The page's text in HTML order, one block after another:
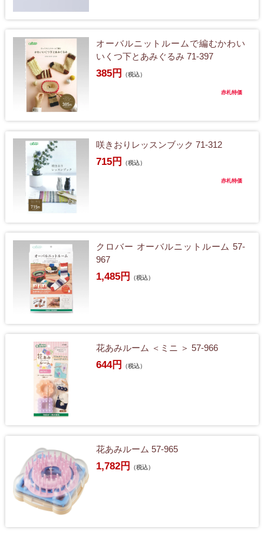
オーバルニットルームで編むかわい
いくつ下とあみぐるみ 71-397
385円 （税込）
赤札特価
咲きおりレッスンブック 71-312
715円 （税込）
赤札特価
クロバー オーバルニットルーム 57-
967
1,485円 （税込）
花あみルーム ＜ミニ ＞ 57-966
644円 （税込）
花あみルーム 57-965
1,782円 （税込）